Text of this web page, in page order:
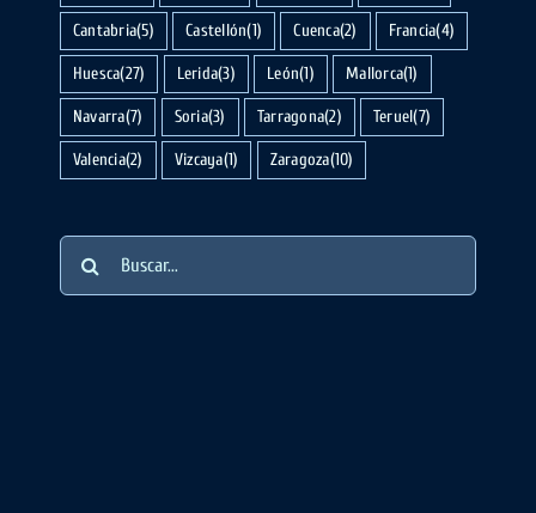
Cantabria(5) Castellón(1) Cuenca(2) Francia(4)
Huesca(27) Lerida(3) León(1) Mallorca(1)
Navarra(7) Soria(3) Tarragona(2) Teruel(7)
Valencia(2) Vizcaya(1) Zaragoza(10)